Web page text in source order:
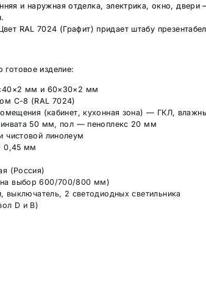
и наружная отделка, электрика, окно,
RAL 7024 (Графит) придает штабу
готовое изделие:
мм и 60×30×2 мм
С-8 (RAL 7024)
(кабинет, кухонная зона) — ГКЛ,
50 мм, пол — пеноплекс 20 мм
линолеум
0,45 мм
(Россия)
выбор 600/700/800 мм)
выключатель, 2 светодиодных светильника
D и В)